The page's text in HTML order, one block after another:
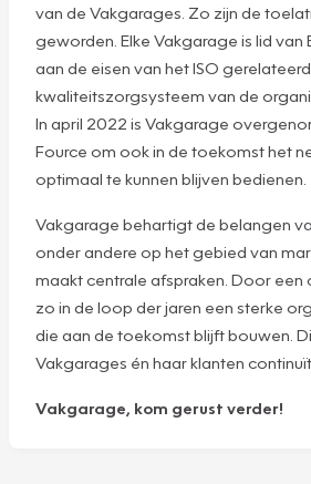
van de Vakgarages. Zo zijn de
geworden. Elke Vakgarage is lid van
aan de eisen van het ISO
kwaliteitszorgsysteem van de
In april 2022 is Vakgarage
Fource om ook in de toekomst het
optimaal te kunnen blijven bedienen.
Vakgarage behartigt de belangen
onder andere op het gebied van
maakt centrale afspraken. Door een
zo in de loop der jaren een sterke
die aan de toekomst blijft bouwen.
Vakgarages én haar klanten
Vakgarage, kom gerust verder!